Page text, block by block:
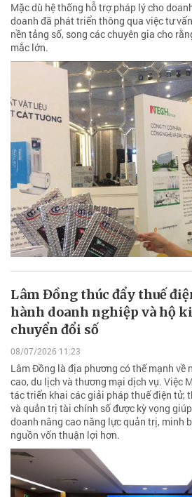
Mặc dù hệ thống hỗ trợ pháp lý cho
doanh đã phát triển thông qua việc tư
nền tảng số, song các chuyên gia cho
mắc lớn.
Lâm Đồng thúc đẩy thuế
hành doanh nghiệp và hộ
chuyển đổi số
08/07/2026 11:23
Lâm Đồng là địa phương có thế mạnh về
cao, du lịch và thương mại dịch vụ. Việc
tác triển khai các giải pháp thuế điện tử,
và quản trị tài chính số được kỳ vọng
doanh nâng cao năng lực quản trị, minh
nguồn vốn thuận lợi hơn.